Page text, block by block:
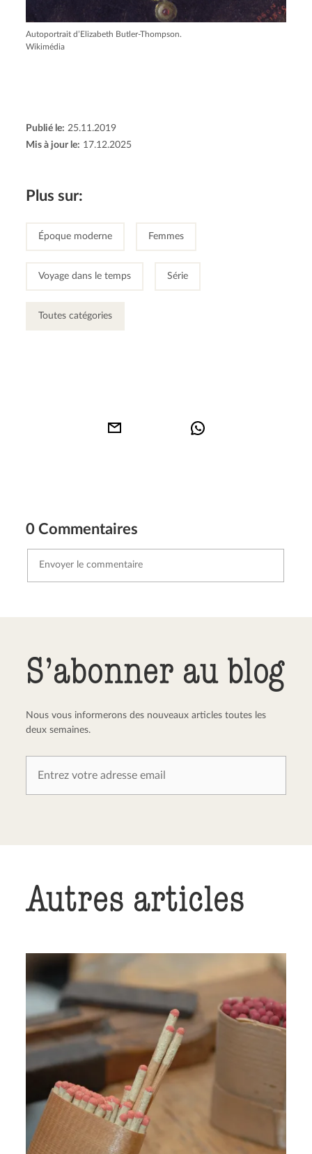
Autoportrait d’Elizabeth Butler-Thompson.
Wikimédia
Publié le: 25.11.2019
Mis à jour le: 17.12.2025
Plus sur:
Époque moderne Femmes
Voyage dans le temps Série
Toutes catégories
0 Commentaires
S’abonner au blog
Nous vous informerons des nouveaux articles toutes les
deux semaines.
Autres articles